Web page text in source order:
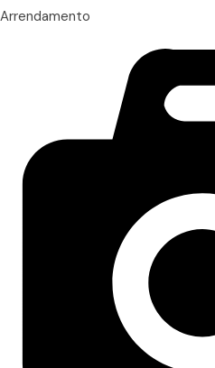
Arrendamento